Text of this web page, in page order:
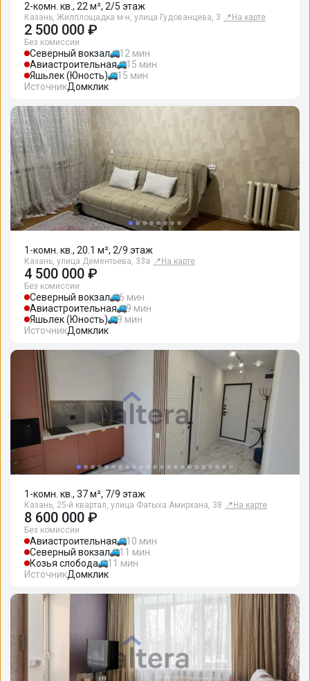
2-комн. кв., 22 м², 2/5 этаж
Казань, Жилплощадка м-н, улица Гудованцева, 3 📍 На карте
2 500 000 ₽
Без комиссии
Северный вокзал
12 мин
Авиастроительная
15 мин
Яшьлек (Юность)
15 мин
ИсточникДомклик
1-комн. кв., 20.1 м², 2/9 этаж
Казань, улица Дементьева, 33а 📍 На карте
4 500 000 ₽
Без комиссии
Северный вокзал
6 мин
Авиастроительная
9 мин
Яшьлек (Юность)
9 мин
ИсточникДомклик
1-комн. кв., 37 м², 7/9 этаж
Казань, 25-й квартал, улица Фатыха Амирхана, 38 📍 На карте
8 600 000 ₽
Без комиссии
Авиастроительная
10 мин
Северный вокзал
11 мин
Козья слобода
11 мин
ИсточникДомклик